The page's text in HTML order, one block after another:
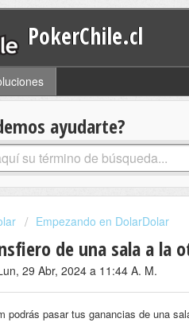
PokerChile.cl
ayudarte?
Empezando en DolarDolar
de una sala a la
29 Abr, 2024 a 11:44 A. M.
podrás pasar tus ganancias de una